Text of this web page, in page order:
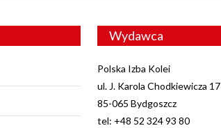
Wydawca
Polska Izba Kolei
ul. J. Karola Chodkiewicza 17
85-065 Bydgoszcz
tel: +48 52 324 93 80